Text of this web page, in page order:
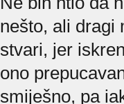
nešto, ali dragi
stvari, jer
ono
smiješno, pa